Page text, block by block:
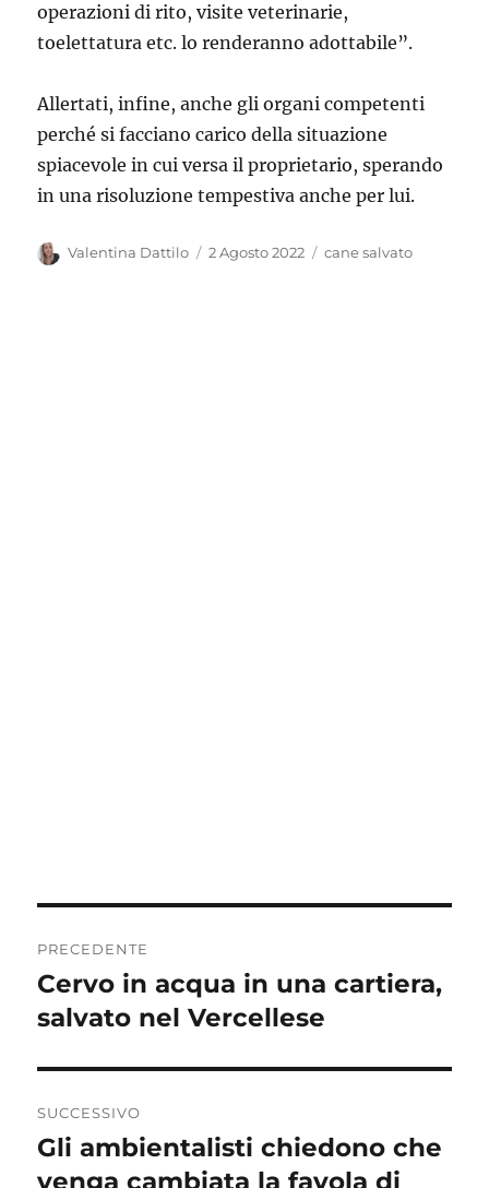
operazioni di rito, visite veterinarie,
toelettatura etc. lo renderanno adottabile”.
Allertati, infine, anche gli organi competenti
perché si facciano carico della situazione
spiacevole in cui versa il proprietario, sperando
in una risoluzione tempestiva anche per lui.
Autore
Valentina Dattilo
Pubblicato
2 Agosto 2022 Tag
cane salvato
articoli
PRECEDENTE
Articolo
precedente:
Cervo in acqua in una cartiera,
salvato nel Vercellese
SUCCESSIVO
Articolo
successivo:
Gli ambientalisti chiedono che
venga cambiata la favola di